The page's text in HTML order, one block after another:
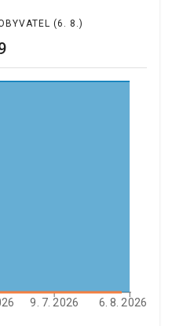
(6. 8.)
9. 7. 2026 6. 8. 2026